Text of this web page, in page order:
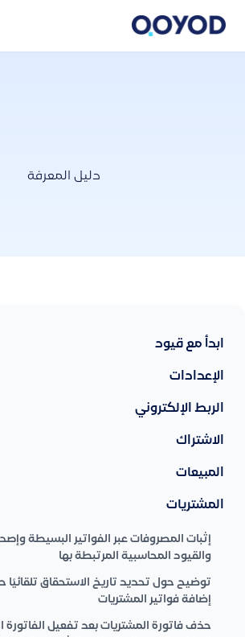
دليل المعرفة
ابدأ مع قيود
الإعدادات
الربط الإلكتروني
الاشتراك
المبيعات
المشتريات
إثبات المصروفات عبر الفواتير البسيطة
والقيود المحاسبية المرتبطة بها
توضيح حول تحديد تاريخ الاستحقاق
إضافة فواتير المشتريات
حذف فاتورة المشتريات بعد تفعيل الفاتورة